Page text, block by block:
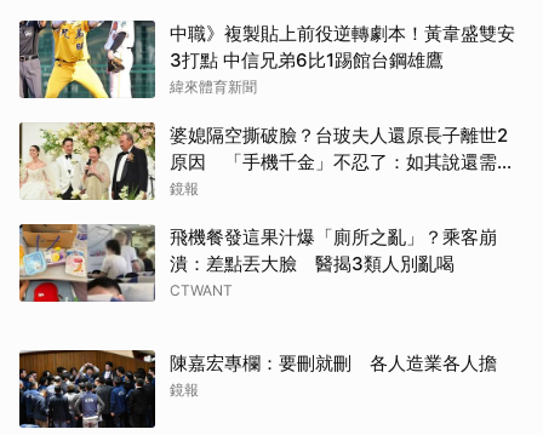
中職》複製貼上前役逆轉劇本！黃韋盛雙安
3打點 中信兄弟6比1踢館台鋼雄鷹
緯來體育新聞
婆媳隔空撕破臉？台玻夫人還原長子離世2
原因 「手機千金」不忍了：如其說還需要
離開嗎？
鏡報
飛機餐發這果汁爆「廁所之亂」？乘客崩
潰：差點丟大臉 醫揭3類人別亂喝
CTWANT
陳嘉宏專欄：要刪就刪 各人造業各人擔
鏡報